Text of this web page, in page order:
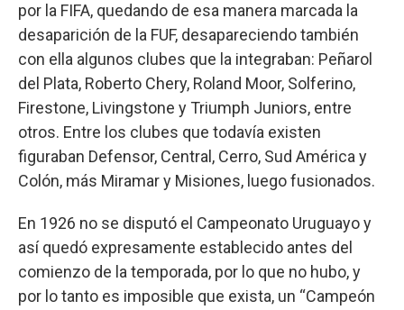
por la FIFA, quedando de esa manera marcada la
desaparición de la FUF, desapareciendo también
con ella algunos clubes que la integraban: Peñarol
del Plata, Roberto Chery, Roland Moor, Solferino,
Firestone, Livingstone y Triumph Juniors, entre
otros. Entre los clubes que todavía existen
figuraban Defensor, Central, Cerro, Sud América y
Colón, más Miramar y Misiones, luego fusionados.
En 1926 no se disputó el Campeonato Uruguayo y
así quedó expresamente establecido antes del
comienzo de la temporada, por lo que no hubo, y
por lo tanto es imposible que exista, un “Campeón